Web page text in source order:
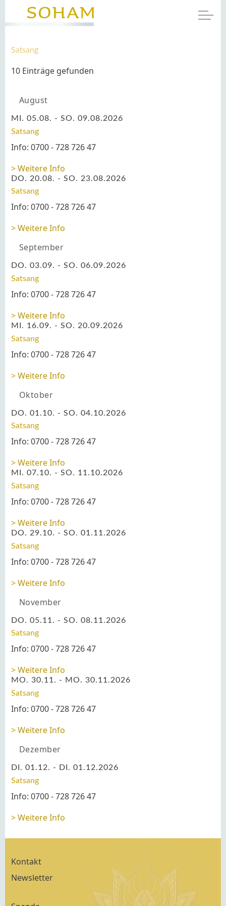
Satsang
10 Einträge gefunden
August
MI. 05.08. - SO. 09.08.2026
Satsang
Info: 0700 - 728 726 47
Weitere Info
DO. 20.08. - SO. 23.08.2026
Satsang
Info: 0700 - 728 726 47
Weitere Info
September
DO. 03.09. - SO. 06.09.2026
Satsang
Info: 0700 - 728 726 47
Weitere Info
MI. 16.09. - SO. 20.09.2026
Satsang
Info: 0700 - 728 726 47
Weitere Info
Oktober
DO. 01.10. - SO. 04.10.2026
Satsang
Info: 0700 - 728 726 47
Weitere Info
MI. 07.10. - SO. 11.10.2026
Satsang
Info: 0700 - 728 726 47
Weitere Info
DO. 29.10. - SO. 01.11.2026
Satsang
Info: 0700 - 728 726 47
Weitere Info
November
DO. 05.11. - SO. 08.11.2026
Satsang
Info: 0700 - 728 726 47
Weitere Info
MO. 30.11. - MO. 30.11.2026
Satsang
Info: 0700 - 728 726 47
Weitere Info
Dezember
DI. 01.12. - DI. 01.12.2026
Satsang
Info: 0700 - 728 726 47
Weitere Info
Kontakt
Newsletter